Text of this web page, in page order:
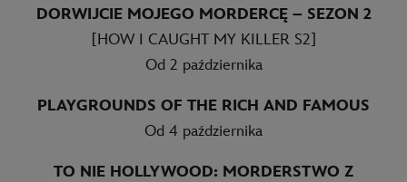
DORWIJCIE MOJEGO MORDERCĘ – SEZON 2
[HOW I CAUGHT MY KILLER S2]
Od 2 października
PLAYGROUNDS OF THE RICH AND FAMOUS
Od 4 października
TO NIE HOLLYWOOD: MORDERSTWO Z